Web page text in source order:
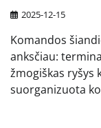
2025-12-15
Komandos
anksčiau:
žmogiškas ryšys
suorganizuota